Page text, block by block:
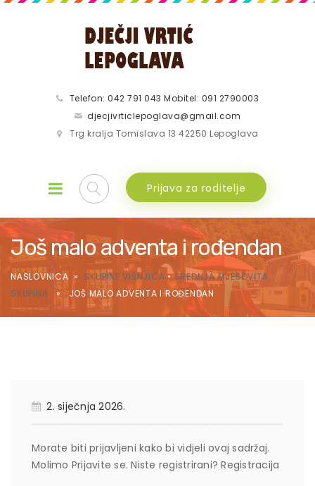
Telefon: 042 791 043 Mobitel: 091 2790003
djecjivrticlepoglava@gmail.com
Trg kralja Tomislava 13 42250 Lepoglava
Prijava za roditelje
Još malo adventa i rođendan
NASLOVNICA » SKUPINE VIŠNJICA •SREDNJA MJEŠOVITA
SKUPINA » JOŠ MALO ADVENTA I ROĐENDAN
2. siječnja 2026.
Morate biti prijavljeni kako bi vidjeli ovaj sadržaj.
Molimo Prijavite se. Niste registrirani?Registracija